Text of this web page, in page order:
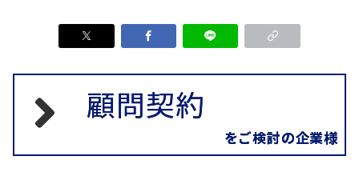
顧問契約
をご検討の企業様